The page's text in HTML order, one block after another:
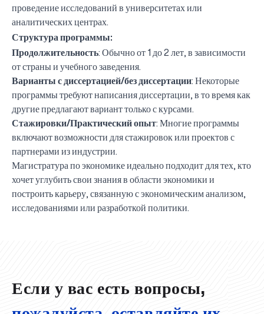
проведение исследований в университетах или
аналитических центрах.
Структура программы:
Продолжительность: Обычно от 1 до 2 лет, в зависимости
от страны и учебного заведения.
Варианты с диссертацией/без диссертации: Некоторые
программы требуют написания диссертации, в то время как
другие предлагают вариант только с курсами.
Стажировки/Практический опыт: Многие программы
включают возможности для стажировок или проектов с
партнерами из индустрии.
Магистратура по экономике идеально подходит для тех, кто
хочет углубить свои знания в области экономики и
построить карьеру, связанную с экономическим анализом,
исследованиями или разработкой политики.
UBS professori "Yangi O‘zbekiston yosh olimlari"
Вышел новый номер нашей любимой газеты «UBS
Преподаватели UBS повысили квалификацию в
UBS и выпускники университета удостоены наград
Inson kapitaliga yo‘naltirilgan investitsiya — Yangi
Если у вас есть вопросы,